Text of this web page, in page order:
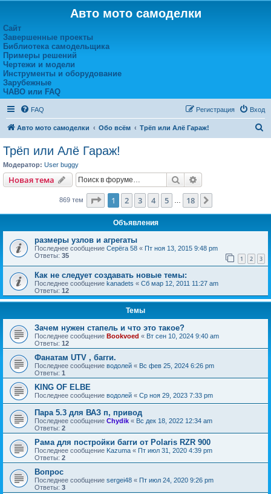
Авто мото самоделки
Сайт
Завершенные проекты
Библиотека самодельщика
Примеры решений
Чертежи и модели
Инструменты и оборудование
Зарубежные
ЧАВО или FAQ
FAQ Вход
Регистрация
Авто мото самоделки Обо всём Трёп или Алё Гараж!
Трёп или Алё Гараж!
Модератор: User buggy
Новая тема Поиск
869 тем Страница из 18
1 2 3 4 5 18
Объявления
размеры узлов и агрегаты
Последнее сообщение Серёга 58 « Пт ноя 13, 2015 9:48 pm
Ответы: 35 1 2 3
Как не следует создавать новые темы:
Последнее сообщение kanadets « Сб мар 12, 2011 11:27 am
Ответы: 12
Темы
Зачем нужен стапель и что это такое?
Последнее сообщение Bookvoed « Вт сен 10, 2024 9:40 am
Ответы: 12
Фанатам UTV , багги.
Последнее сообщение водолей « Вс фев 25, 2024 6:26 pm
Ответы: 1
KING OF ELBE
Последнее сообщение водолей « Ср ноя 29, 2023 7:33 pm
Пара 5.3 для ВАЗ п, привод
Последнее сообщение Chydik « Вс дек 18, 2022 12:34 am
Ответы: 2
Рама для постройки багги от Polaris RZR 900
Последнее сообщение Kazuma « Пт июл 31, 2020 4:39 pm
Ответы: 2
Вопрос
Последнее сообщение sergei48 « Пт июл 24, 2020 9:26 pm
Ответы: 3